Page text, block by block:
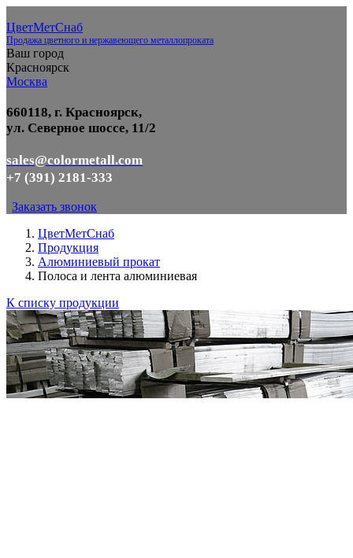
ЦветМетСнаб
Продажа цветного и нержавеющего металлопроката
Ваш город
Красноярск
Москва
660118, г. Красноярск,
ул. Северное шоссе, 11/2
sales@colormetall.com
+7 (391) 2181-333
Заказать звонок
ЦветМетСнаб
Продукция
Алюминиевый прокат
Полоса и лента алюминиевая
К списку продукции